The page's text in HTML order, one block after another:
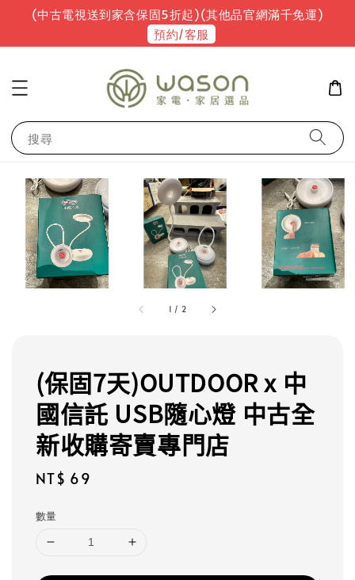
(中古電視送到家含保固5折起)(其他品官網滿千免運)
預約/客服
搜尋
1 / 2
(保固7天)OUTDOOR x 中
國信託 USB隨心燈 中古全
新收購寄賣專門店
Regular
NT$ 69
數量